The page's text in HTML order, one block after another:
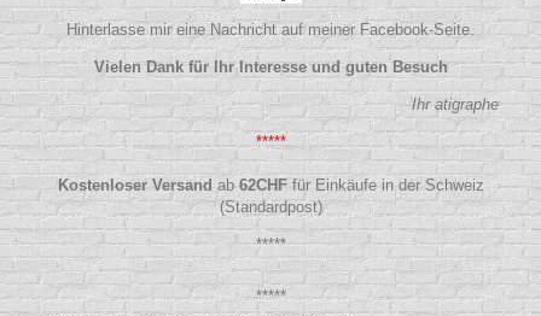
Hinterlasse mir eine Nachricht auf meiner Facebook-Seite.
Vielen Dank für Ihr Interesse und guten Besuch
Ihr atigraphe
*****
Kostenloser Versandab62CHFfür Einkäufe in der Schweiz
(Standardpost)
*****
*****